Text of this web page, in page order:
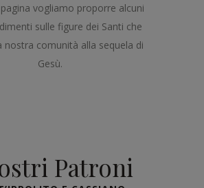
vogliamo proporre alcuni
sulle figure dei Santi che
nostra comunità alla sequela di
Gesù.
Patroni